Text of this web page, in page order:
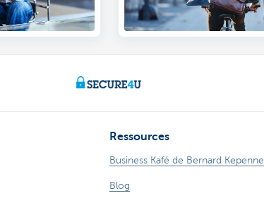
Ressources
Business Kafé de Bernard Kepenne
Blog